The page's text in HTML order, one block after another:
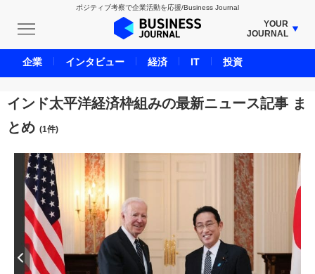
ポジティブ考察で企業活動を応援/Business Journal
YOUR
JOURNAL
BUSINESS JOURNAL
UNICORN JOURNAL
CARBON CREDITS JOURNAL
INBOUND JOURNAL
LIFE ENDING JOURNAL
AI JOURNAL
REAL ESTATE BROKERAGE JOURNAL
SMART MARKETING JOURNAL
BPaaS JOURNAL
インド太平洋経済枠組みの最新ニュース記事 ま
とめ (1件)
企業 インタビュー 経済 IT 投資